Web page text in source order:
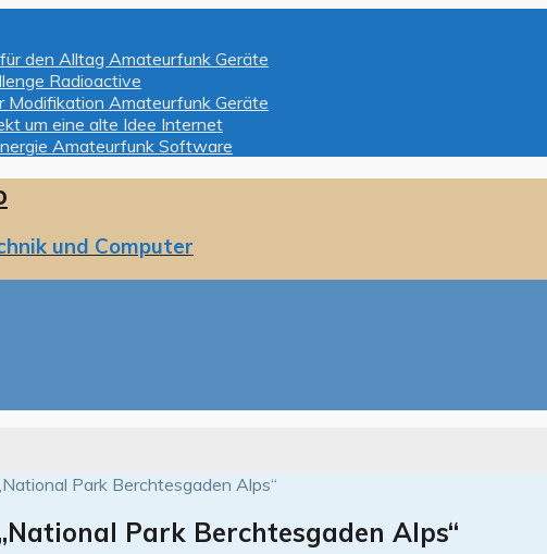
den Alltag Amateurfunk Geräte
Radioactive
Modifikation Amateurfunk Geräte
um eine alte Idee Internet
Amateurfunk Software
und Computer
Park Berchtesgaden Alps“
Park Berchtesgaden Alps“